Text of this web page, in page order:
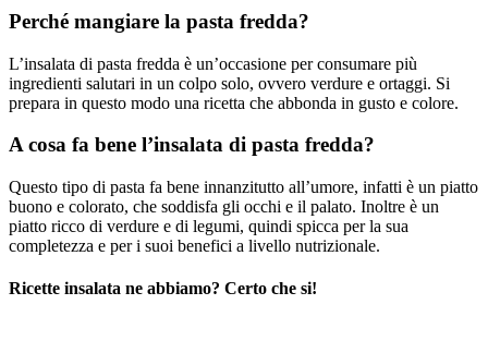
Perché mangiare la pasta fredda?
L’insalata di pasta fredda è un’occasione per consumare più
ingredienti salutari in un colpo solo, ovvero verdure e ortaggi. Si
prepara in questo modo una ricetta che abbonda in gusto e colore.
A cosa fa bene l’insalata di pasta fredda?
Questo tipo di pasta fa bene innanzitutto all’umore, infatti è un piatto
buono e colorato, che soddisfa gli occhi e il palato. Inoltre è un
piatto ricco di verdure e di legumi, quindi spicca per la sua
completezza e per i suoi benefici a livello nutrizionale.
Ricette insalata ne abbiamo? Certo che si!